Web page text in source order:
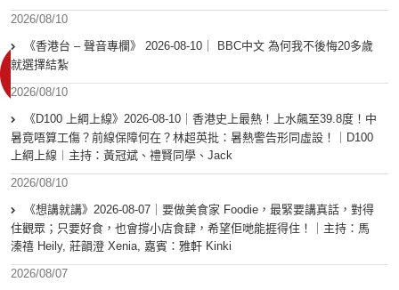
2026/08/10
《香港台 – 聲音專欄》 2026-08-10｜ BBC中文 為何我不後悔20多歲
就選擇結紮
2026/08/10
《D100 上綱上線》2026-08-10｜香港史上最熱！上水飆至39.8度！中
暑竟唔算工傷？前線保障何在？林超英批：暑熱警告形同虛設！｜D100
上綱上線︱主持：黃冠斌、禮賢同學、Jack
2026/08/10
《想講就講》2026-08-07｜要做美食家 Foodie，最緊要講真話，對得
住觀眾；只要好食，也會撐小店食肆，希望佢哋能捱得住！｜主持：馬
溱禧 Heily, 莊韻澄 Xenia, 嘉賓：雅軒 Kinki
2026/08/07